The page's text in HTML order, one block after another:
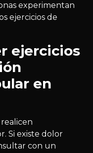
experimentan
ejercicios de
ejercicios
en
Si existe dolor
con un